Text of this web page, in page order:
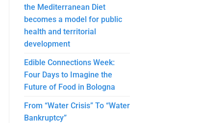
the Mediterranean Diet
becomes a model for public
health and territorial
development
Edible Connections Week:
Four Days to Imagine the
Future of Food in Bologna
From “Water Crisis” To “Water
Bankruptcy”